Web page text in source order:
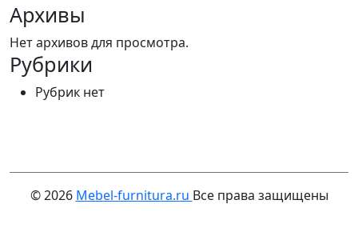
Архивы
Нет архивов для просмотра.
Рубрики
Рубрик нет
© 2026 Mebel-furnitura.ru Все права защищены